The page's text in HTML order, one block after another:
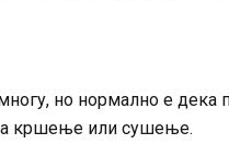
но нормално е дека
кршење или сушење.